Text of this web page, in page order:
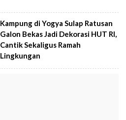
Kampung di Yogya Sulap Ratusan
Galon Bekas Jadi Dekorasi HUT RI,
Cantik Sekaligus Ramah
Lingkungan